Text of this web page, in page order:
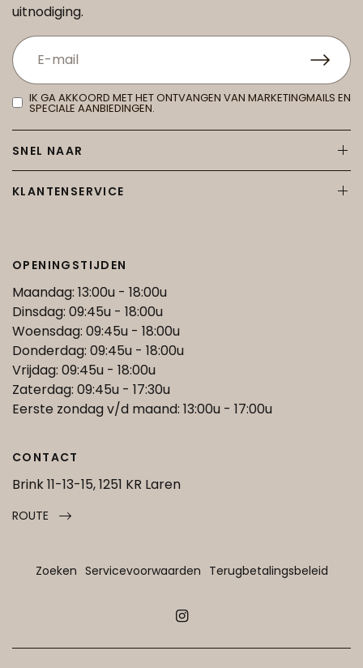
uitnodiging.
IK GA AKKOORD MET HET ONTVANGEN VAN MARKETINGMAILS EN
SPECIALE AANBIEDINGEN.
SNEL NAAR
KLANTENSERVICE
OPENINGSTIJDEN
Maandag: 13:00u - 18:00u
Dinsdag: 09:45u - 18:00u
Woensdag: 09:45u - 18:00u
Donderdag: 09:45u - 18:00u
Vrijdag: 09:45u - 18:00u
Zaterdag: 09:45u - 17:30u
Eerste zondag v/d maand: 13:00u - 17:00u
CONTACT
Brink 11-13-15, 1251 KR Laren
ROUTE
Zoeken Servicevoorwaarden Terugbetalingsbeleid